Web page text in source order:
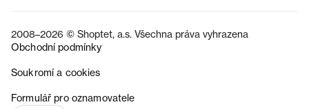
2008–2026 © Shoptet, a.s. Všechna práva vyhrazena
Obchodní podmínky
Soukromí a cookies
Formulář pro oznamovatele